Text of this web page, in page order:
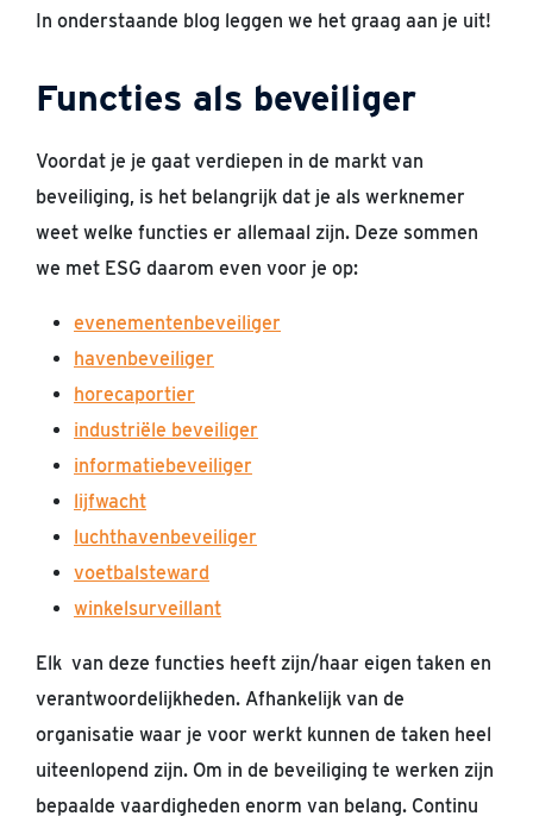
In onderstaande blog leggen we het graag aan je uit!
Functies als beveiliger
Voordat je je gaat verdiepen in de markt van
beveiliging, is het belangrijk dat je als werknemer
weet welke functies er allemaal zijn. Deze sommen
we met ESG daarom even voor je op:
evenementenbeveiliger
havenbeveiliger
horecaportier
industriële beveiliger
informatiebeveiliger
lijfwacht
luchthavenbeveiliger
voetbalsteward
winkelsurveillant
Elk van deze functies heeft zijn/haar eigen taken en
verantwoordelijkheden. Afhankelijk van de
organisatie waar je voor werkt kunnen de taken heel
uiteenlopend zijn. Om in de beveiliging te werken zijn
bepaalde vaardigheden enorm van belang. Continu